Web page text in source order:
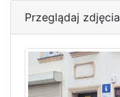
Przeglądaj zdjęcia